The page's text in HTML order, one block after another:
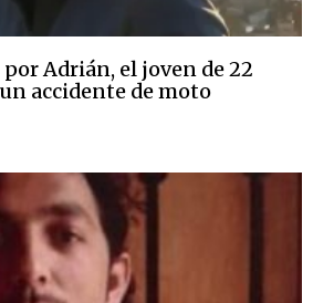
Adrián, el joven de 22
accidente de moto